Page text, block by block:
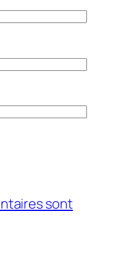
sont